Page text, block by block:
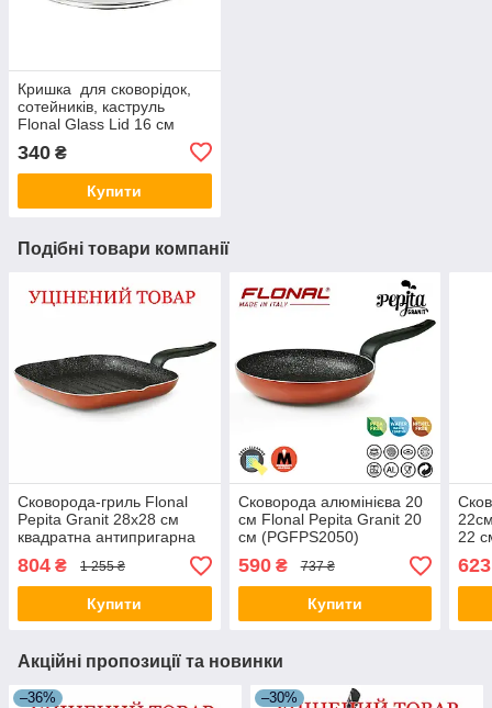
Кришка для сковорідок,
сотейників, каструль
Flonal Glass Lid 16 см
340 ₴
Купити
Подібні товари компанії
Сковорода-гриль Flonal
Pepita Granit 28x28 см
квадратна антипригарна
червона_Discounted
804 ₴ 1 255 ₴
Купити
Сковорода алюмінієва 20
см Flonal Pepita Granit 20
см (PGFPS2050)
590₴ 737 ₴
Купити
22
623
Акційні пропозиції та новинки
–36% –30%